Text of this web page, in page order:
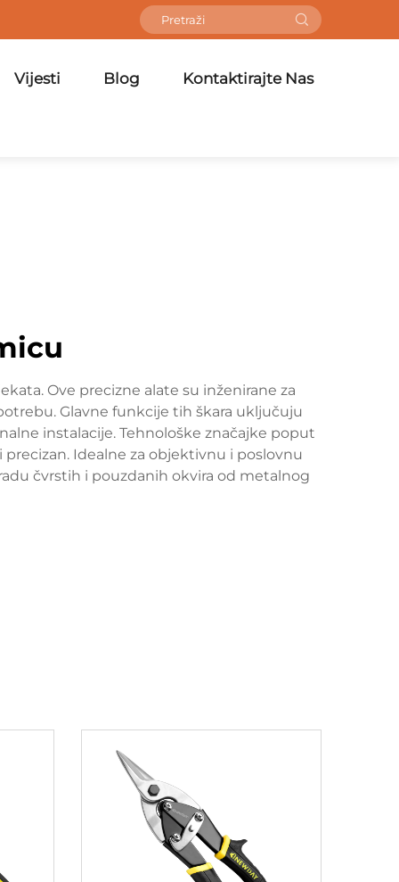
Vijesti Blog Kontaktirajte Nas
Ove precizne alate su inženirane za
Glavne funkcije tih škara uključuju
instalacije. Tehnološke značajke poput
Idealne za objektivnu i poslovnu
čvrstih i pouzdanih okvira od metalnog